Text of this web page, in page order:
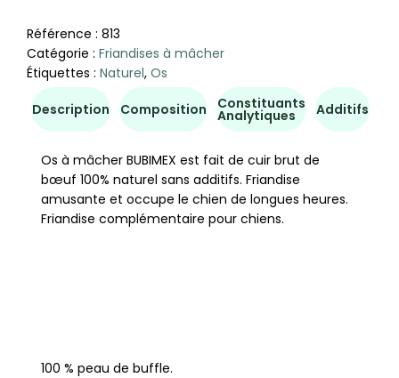
Référence : 813
Catégorie : Friandises à mâcher
Étiquettes : Naturel, Os
Description Composition Constituants
Analytiques Additifs
Os à mâcher BUBIMEX est fait de cuir brut de
bœuf 100% naturel sans additifs. Friandise
amusante et occupe le chien de longues heures.
Friandise complémentaire pour chiens.
100 % peau de buffle.